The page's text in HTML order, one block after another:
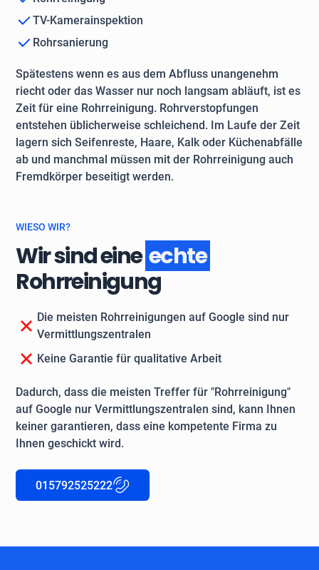
TV-Kamerainspektion
Rohrsanierung
Spätestens wenn es aus dem Abfluss unangenehm
riecht oder das Wasser nur noch langsam abläuft, ist es
Zeit für eine Rohrreinigung. Rohrverstopfungen
entstehen üblicherweise schleichend. Im Laufe der Zeit
lagern sich Seifenreste, Haare, Kalk oder Küchenabfälle
ab und manchmal müssen mit der Rohrreinigung auch
Fremdkörper beseitigt werden.
WIESO WIR?
Wir sind eineechte
Rohrreinigung
Die meisten Rohrreinigungen auf Google sind nur
Vermittlungszentralen
Keine Garantie für qualitative Arbeit
Dadurch, dass die meisten Treffer für "Rohrreinigung"
auf Google nur Vermittlungszentralen sind, kann Ihnen
keiner garantieren, dass eine kompetente Firma zu
Ihnen geschickt wird.
015792525222